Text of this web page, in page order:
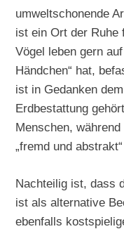
umweltschonende
ist ein Ort der Ruhe
Vögel leben gern
Händchen“ hat,
ist in Gedanken
Erdbestattung
Menschen,
„fremd und
Nachteilig ist, dass
ist als alternative
ebenfalls